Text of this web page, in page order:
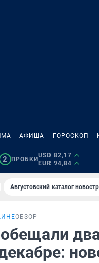
АФИША ГОРОСКОП
2 ПРОБКИ
USD 82,17
EUR 94,84
Августовский каталог
ОБЗОР